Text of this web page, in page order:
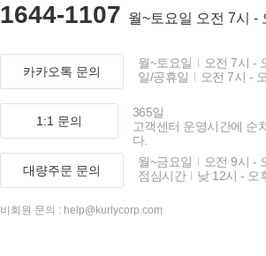
1644-1107 월~토요일 오전 7시 -
카카오톡 문의
월~토요일
오전 7시 -
일/공휴일
오전 7시 -
1:1 문의
365일
고객센터 운영시간에 순
다.
대량주문 문의
월~금요일
오전 9시 -
점심시간
낮 12시 - 오
비회원 문의 : help@kurlycorp.com